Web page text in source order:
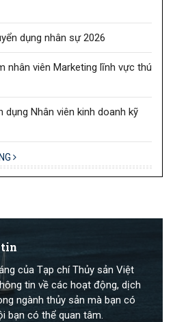
dụng nhân sự 2026
nhân viên Marketing lĩnh vực thú
dụng Nhân viên kinh doanh kỹ
tin
của Tạp chí Thủy sản Việt
tin về các hoạt động, dịch
ngành thủy sản mà bạn có
bạn có thể quan tâm.